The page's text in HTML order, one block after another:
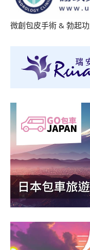
微創包皮手術 & 勃起